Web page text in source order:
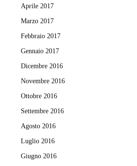
Aprile 2017
Marzo 2017
Febbraio 2017
Gennaio 2017
Dicembre 2016
Novembre 2016
Ottobre 2016
Settembre 2016
Agosto 2016
Luglio 2016
Giugno 2016